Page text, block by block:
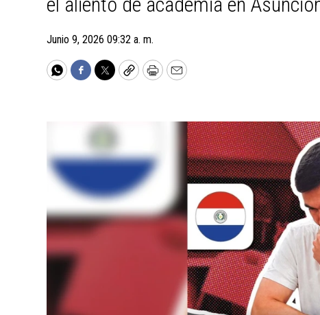
Junio 9, 2026 09:32 a. m.
WhatsApp
Facebook
TwitterCopyPrintEmail